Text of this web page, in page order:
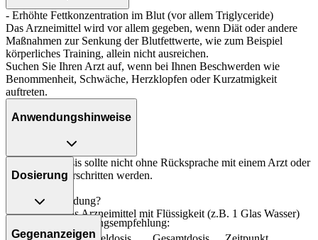
- Erhöhte Fettkonzentration im Blut (vor allem Triglyceride)
Das Arzneimittel wird vor allem gegeben, wenn Diät oder andere
Maßnahmen zur Senkung der Blutfettwerte, wie zum Beispiel
körperliches Training, allein nicht ausreichen.
Suchen Sie Ihren Arzt auf, wenn bei Ihnen Beschwerden wie
Benommenheit, Schwäche, Herzklopfen oder Kurzatmigkeit
auftreten.
Anwendungshinweise
Die Gesamtdosis sollte nicht ohne Rücksprache mit einem Arzt oder
Apotheker überschritten werden.
Art der Anwendung?
Nehmen Sie das Arzneimittel mit Flüssigkeit (z.B. 1 Glas Wasser)
Dosierung
Allgemeine Dosierungsempfehlung:
Gegenanzeigen